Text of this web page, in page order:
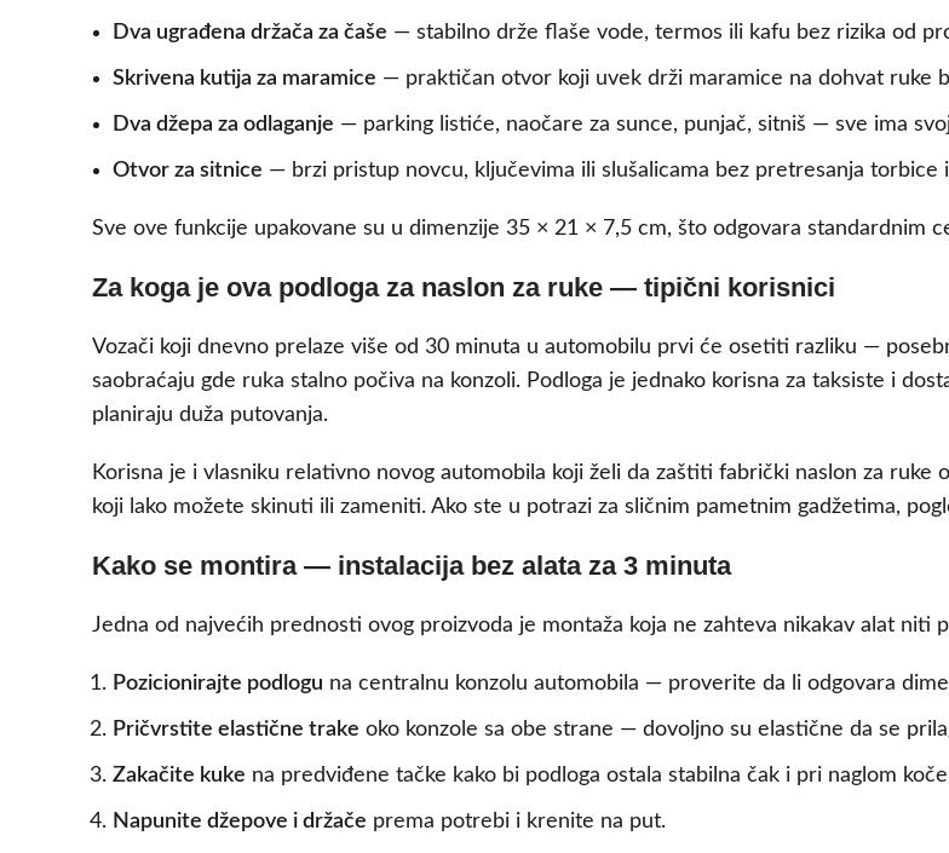
Dva ugrađena držača za čaše — stabilno drže flaše vode, termos ili kafu bez rizika od
Skrivena kutija za maramice — praktičan otvor koji uvek drži maramice na dohvat ruke
Dva džepa za odlaganje — parking listiće, naočare za sunce, punjač, sitniš — sve ima
Otvor za sitnice — brzi pristup novcu, ključevima ili slušalicama bez pretresanja torbice
Sve ove funkcije upakovane su u dimenzije 35 × 21 × 7,5 cm, što odgovara standardnim
Za koga je ova podloga za naslon za ruke — tipični korisnici
Vozači koji dnevno prelaze više od 30 minuta u automobilu prvi će osetiti razliku —
saobraćaju gde ruka stalno počiva na konzoli. Podloga je jednako korisna za taksiste i
planiraju duža putovanja.
Korisna je i vlasniku relativno novog automobila koji želi da zaštiti fabrički naslon za
koji lako možete skinuti ili zameniti. Ako ste u potrazi za sličnim pametnim gadžetima,
Kako se montira — instalacija bez alata za 3 minuta
Jedna od najvećih prednosti ovog proizvoda je montaža koja ne zahteva nikakav alat niti
Pozicionirajte podlogu na centralnu konzolu automobila — proverite da li odgovara
Pričvrstite elastične trake oko konzole sa obe strane — dovoljno su elastične da se
Zakačite kuke na predviđene tačke kako bi podloga ostala stabilna čak i pri naglom
Napunite džepove i držače prema potrebi i krenite na put.